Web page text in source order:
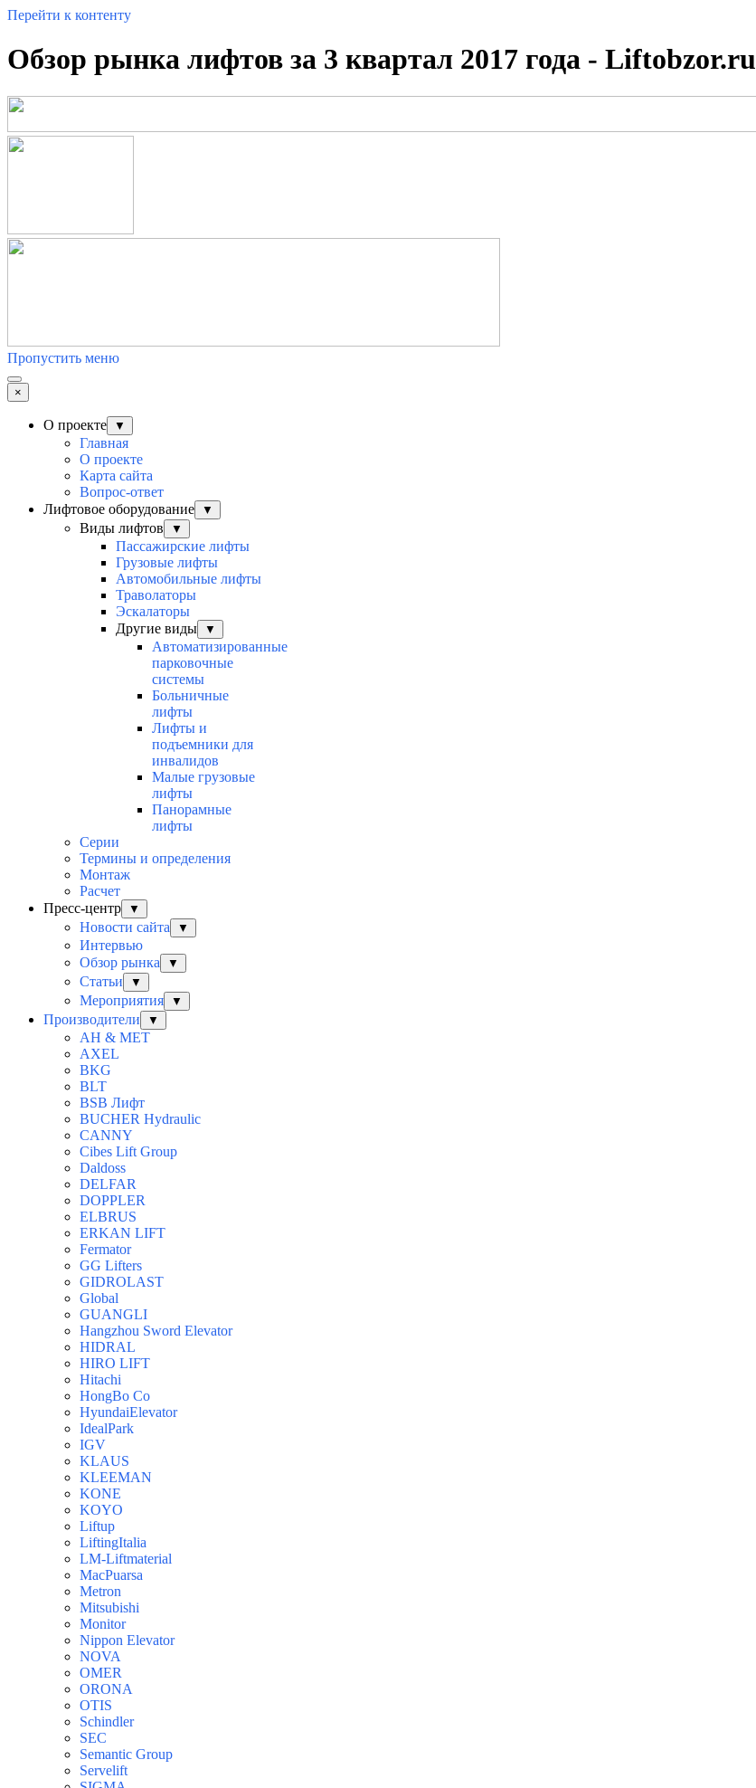
Перейти к контенту
Обзор рынка лифтов за 3 квартал 2017 года - Liftobzor.ru
Пропустить меню
×
О проекте ▼
Главная
О проекте
Карта сайта
Вопрос-ответ
Лифтовое оборудование
▼
Виды лифтов ▼
Пассажирские лифты
Грузовые лифты
Автомобильные лифты
Траволаторы
Эскалаторы
Другие виды
▼
Автоматизированные
парковочные
системы
Больничные
лифты
Лифты и
подъемники для
инвалидов
Малые грузовые
лифты
Панорамные
лифты
Серии
Термины и определения
Монтаж
Расчет
Пресс-центр
▼
Новости сайта ▼
Интервью
Обзор рынка
▼
Статьи ▼
Мероприятия ▼
Производители ▼
AH & MET
AXEL
BKG
BLT
BSB Лифт
BUCHER Hydraulic
CANNY
Cibes Lift Group
Daldoss
DELFAR
DOPPLER
ELBRUS
ERKAN LIFT
Fermator
GG Lifters
GIDROLAST
Global
GUANGLI
Hangzhou Sword Elevator
HIDRAL
HIRO LIFT
Hitachi
HongBo Co
HyundaiElevator
IdealPark
IGV
KLAUS
KLEEMAN
KONE
KOYO
Liftup
LiftingItalia
LM-Liftmaterial
MacPuarsa
Metron
Mitsubishi
Monitor
Nippon Elevator
NOVA
OMER
ORONA
OTIS
Schindler
SEC
Semantic Group
Servelift